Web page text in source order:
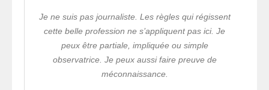
Je ne suis pas journaliste. Les règles qui régissent
cette belle profession ne s’appliquent pas ici. Je
peux être partiale, impliquée ou simple
observatrice. Je peux aussi faire preuve de
méconnaissance.